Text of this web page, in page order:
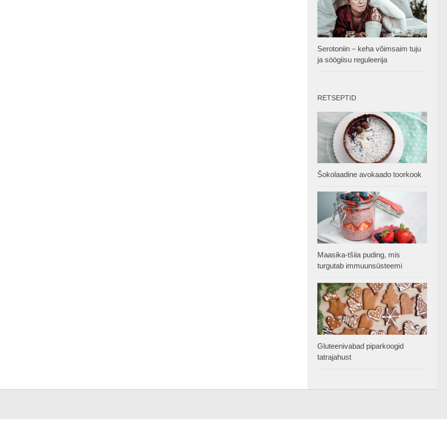
Serotoniin – keha võimsaim tuju
ja söögiisu reguleerija
RETSEPTID
Šokolaadine avokaado toorkook
Maasika-tšiia puding, mis
turgutab immuunsüsteemi
Gluteenivabad piparkoogid
tatrajahust